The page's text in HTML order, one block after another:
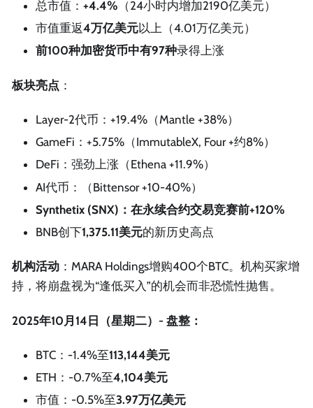
总市值： +4.4% （24小时内增加2190亿美元）
市值重返4万亿美元以上（4.01万亿美元）
前100种加密货币中有97种录得上涨
板块亮点 ：
Layer-2代币：+19.4%（Mantle +38%）
GameFi：+5.75%（ImmutableX, Four +约8%）
DeFi：强劲上涨（Ethena +11.9%）
AI代币：（Bittensor +10-40%）
Synthetix (SNX)：在永续合约交易竞赛前+120%
BNB创下1,375.11美元的新历史高点
机构活动 ：MARA Holdings增购400个BTC。机构买家增
持，将崩盘视为“逢低买入”的机会而非恐慌性抛售。
2025年10月14日（星期二）- 盘整：
BTC：-1.4%至113,144美元
ETH：-0.7%至4,104美元
市值：-0.5%至3.97万亿美元